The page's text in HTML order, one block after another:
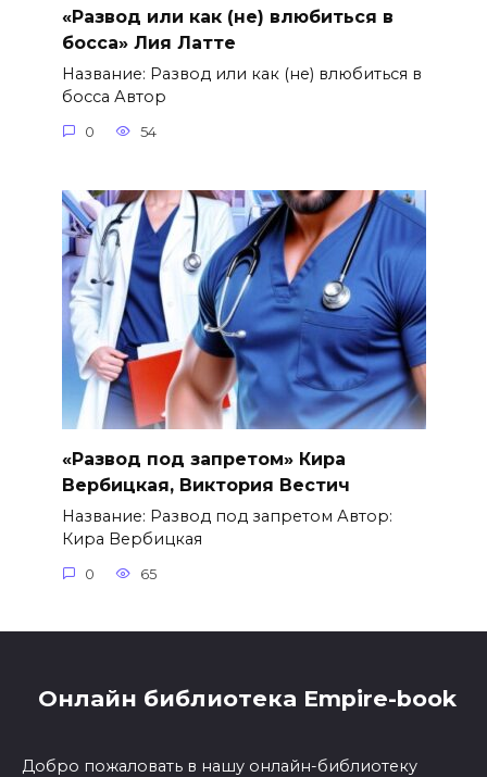
«Развод или как (не) влюбиться в
босса» Лия Латте
Название: Развод или как (не) влюбиться в
босса Автор
0 54
«Развод под запретом» Кира
Вербицкая, Виктория Вестич
Название: Развод под запретом Автор:
Кира Вербицкая
0 65
Онлайн библиотека Empire-book
Добро пожаловать в нашу онлайн-библиотеку